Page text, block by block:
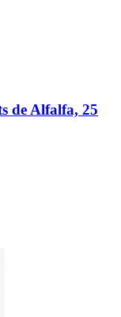
de Alfalfa, 25